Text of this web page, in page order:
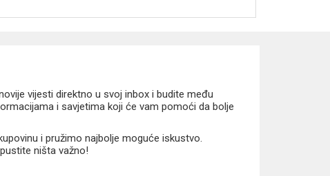
i atraktivan sportski izgled koji će oduševiti svakog
vijesti direktno u svoj inbox i budite među
i savjetima koji će vam pomoći da bolje
i pružimo najbolje moguće iskustvo.
ništa važno!